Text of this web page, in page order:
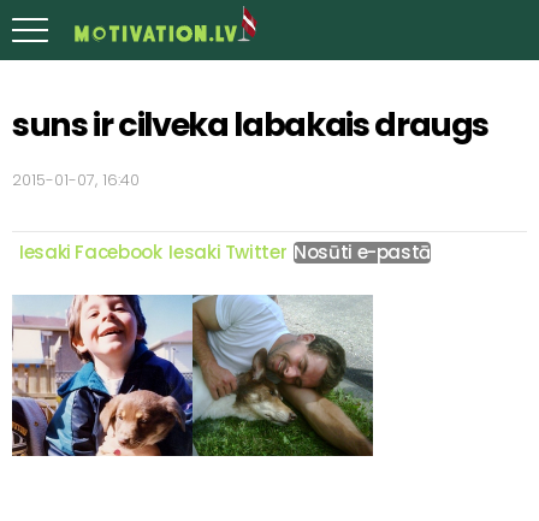
suns ir cilveka labakais draugs
2015-01-07, 16:40
Iesaki Facebook Iesaki Twitter Nosūti e-pastā